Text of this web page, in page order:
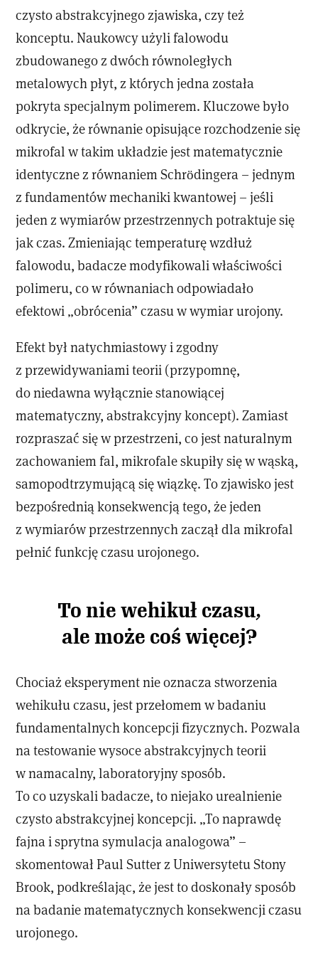
czysto abstrakcyjnego zjawiska, czy też
konceptu. Naukowcy użyli falowodu
zbudowanego z dwóch równoległych
metalowych płyt, z których jedna została
pokryta specjalnym polimerem. Kluczowe było
odkrycie, że równanie opisujące rozchodzenie się
mikrofal w takim układzie jest matematycznie
identyczne z równaniem Schrödingera – jednym
z fundamentów mechaniki kwantowej – jeśli
jeden z wymiarów przestrzennych potraktuje się
jak czas. Zmieniając temperaturę wzdłuż
falowodu, badacze modyfikowali właściwości
polimeru, co w równaniach odpowiadało
efektowi „obrócenia” czasu w wymiar urojony.
Efekt był natychmiastowy i zgodny
z przewidywaniami teorii (przypomnę,
do niedawna wyłącznie stanowiącej
matematyczny, abstrakcyjny koncept). Zamiast
rozpraszać się w przestrzeni, co jest naturalnym
zachowaniem fal, mikrofale skupiły się w wąską,
samopodtrzymującą się wiązkę. To zjawisko jest
bezpośrednią konsekwencją tego, że jeden
z wymiarów przestrzennych zaczął dla mikrofal
pełnić funkcję czasu urojonego.
To nie wehikuł czasu,
ale może coś więcej?
Chociaż eksperyment nie oznacza stworzenia
wehikułu czasu, jest przełomem w badaniu
fundamentalnych koncepcji fizycznych. Pozwala
na testowanie wysoce abstrakcyjnych teorii
w namacalny, laboratoryjny sposób.
To co uzyskali badacze, to niejako urealnienie
czysto abstrakcyjnej koncepcji. „To naprawdę
fajna i sprytna symulacja analogowa” –
skomentował Paul Sutter z Uniwersytetu Stony
Brook, podkreślając, że jest to doskonały sposób
na badanie matematycznych konsekwencji czasu
urojonego.